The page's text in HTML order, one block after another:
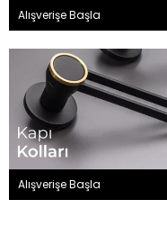
Alışverişe Başla
Alışverişe Başla